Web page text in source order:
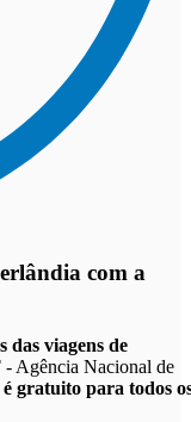
com a
das viagens de
- Agência Nacional de
gratuito para todos